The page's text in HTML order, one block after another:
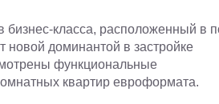
класса, расположенный в
новой доминантой в застройке
функциональные
квартир евроформата.